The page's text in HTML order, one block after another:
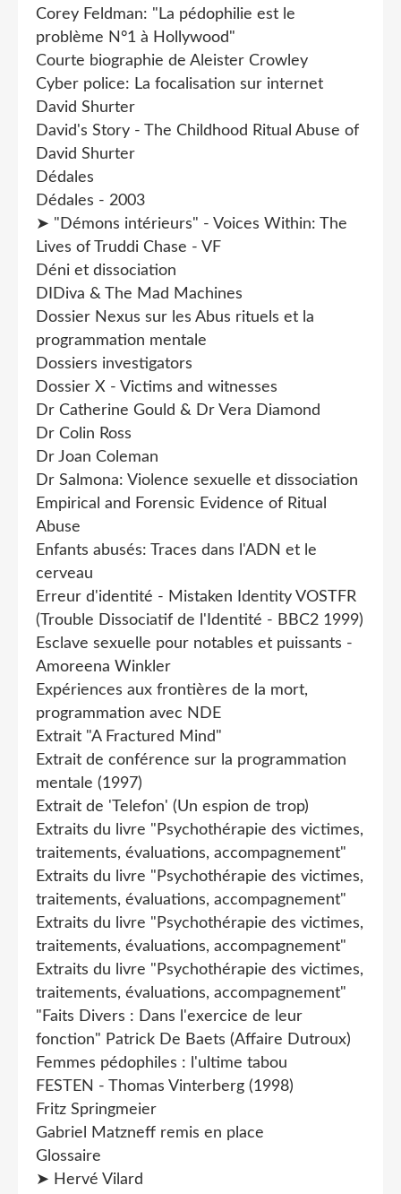
Corey Feldman: "La pédophilie est le
problème N°1 à Hollywood"
Courte biographie de Aleister Crowley
Cyber police: La focalisation sur internet
David Shurter
David's Story - The Childhood Ritual Abuse of
David Shurter
Dédales
Dédales - 2003
➤ "Démons intérieurs" - Voices Within: The
Lives of Truddi Chase - VF
Déni et dissociation
DIDiva & The Mad Machines
Dossier Nexus sur les Abus rituels et la
programmation mentale
Dossiers investigators
Dossier X - Victims and witnesses
Dr Catherine Gould & Dr Vera Diamond
Dr Colin Ross
Dr Joan Coleman
Dr Salmona: Violence sexuelle et dissociation
Empirical and Forensic Evidence of Ritual
Abuse
Enfants abusés: Traces dans l'ADN et le
cerveau
Erreur d'identité - Mistaken Identity VOSTFR
(Trouble Dissociatif de l'Identité - BBC2 1999)
Esclave sexuelle pour notables et puissants -
Amoreena Winkler
Expériences aux frontières de la mort,
programmation avec NDE
Extrait "A Fractured Mind"
Extrait de conférence sur la programmation
mentale (1997)
Extrait de 'Telefon' (Un espion de trop)
Extraits du livre "Psychothérapie des victimes,
traitements, évaluations, accompagnement"
Extraits du livre "Psychothérapie des victimes,
traitements, évaluations, accompagnement"
Extraits du livre "Psychothérapie des victimes,
traitements, évaluations, accompagnement"
Extraits du livre "Psychothérapie des victimes,
traitements, évaluations, accompagnement"
"Faits Divers : Dans l'exercice de leur
fonction" Patrick De Baets (Affaire Dutroux)
Femmes pédophiles : l'ultime tabou
FESTEN - Thomas Vinterberg (1998)
Fritz Springmeier
Gabriel Matzneff remis en place
Glossaire
➤ Hervé Vilard